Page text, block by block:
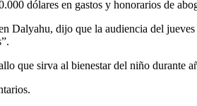
dólares en gastos y honorarios de
Dalyahu, dijo que la audiencia del
que sirva al bienestar del niño durante